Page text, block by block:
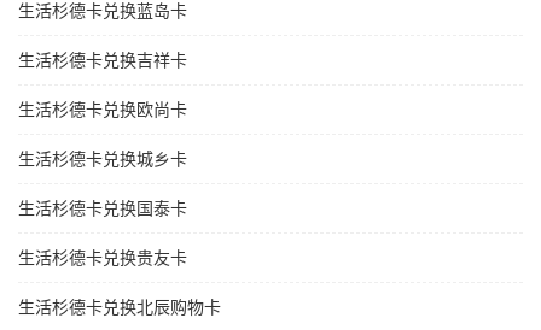
生活杉德卡兑换蓝岛卡
生活杉德卡兑换吉祥卡
生活杉德卡兑换欧尚卡
生活杉德卡兑换城乡卡
生活杉德卡兑换国泰卡
生活杉德卡兑换贵友卡
生活杉德卡兑换北辰购物卡